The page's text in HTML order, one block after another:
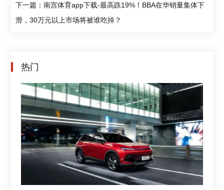
下一篇：南宫体育app下载-最高跌19%！BBA在华销量集体下
滑，30万元以上市场将被谁吃掉？
热门